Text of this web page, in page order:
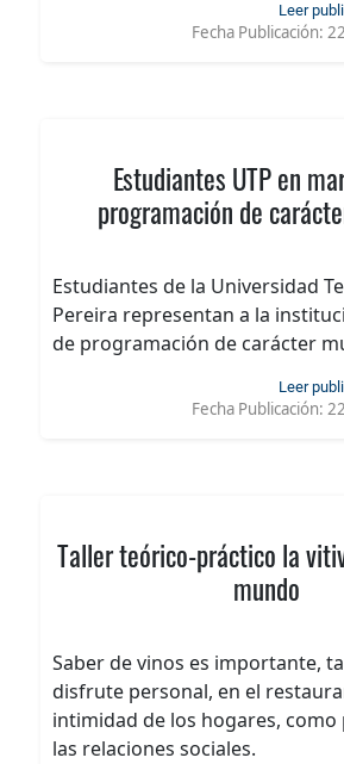
Leer
Fecha Publicación:
Estudiantes UTP en
programación de
Estudiantes de la Universidad
Pereira representan a la
de programación de carácter
Leer
Fecha Publicación:
Taller teórico-práctico la
mundo
Saber de vinos es importante,
disfrute personal, en el
intimidad de los hogares,
las relaciones sociales.